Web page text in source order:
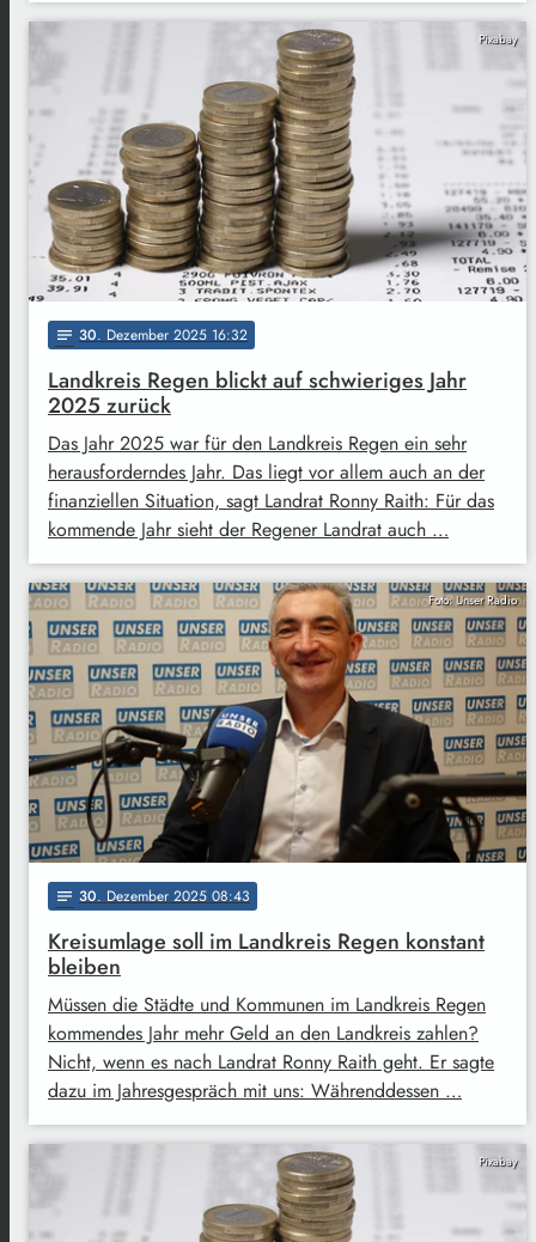
Pixabay
notes 30. Dezember 2025 16:32
Landkreis Regen blickt auf schwieriges Jahr
2025 zurück
Das Jahr 2025 war für den Landkreis Regen ein sehr
herausforderndes Jahr. Das liegt vor allem auch an der
finanziellen Situation, sagt Landrat Ronny Raith: Für das
kommende Jahr sieht der Regener Landrat auch …
Foto: Unser Radio
notes 30. Dezember 2025 08:43
Kreisumlage soll im Landkreis Regen konstant
bleiben
Müssen die Städte und Kommunen im Landkreis Regen
kommendes Jahr mehr Geld an den Landkreis zahlen?
Nicht, wenn es nach Landrat Ronny Raith geht. Er sagte
dazu im Jahresgespräch mit uns: Währenddessen …
Pixabay